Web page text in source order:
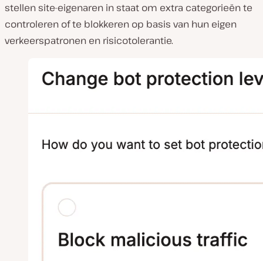
stellen site-eigenaren in staat om extra categorieën te
controleren of te blokkeren op basis van hun eigen
verkeerspatronen en risicotolerantie.